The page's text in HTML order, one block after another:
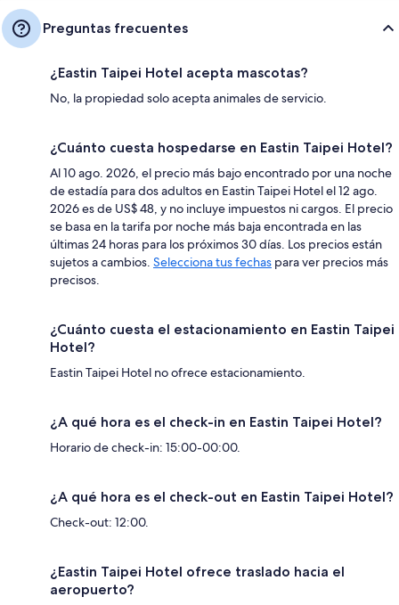
Preguntas frecuentes
¿Eastin Taipei Hotel acepta mascotas?
No, la propiedad solo acepta animales de servicio.
¿Cuánto cuesta hospedarse en Eastin Taipei Hotel?
Al 10 ago. 2026, el precio más bajo encontrado por una noche
de estadía para dos adultos en Eastin Taipei Hotel el 12 ago.
2026 es de US$ 48, y no incluye impuestos ni cargos. El precio
se basa en la tarifa por noche más baja encontrada en las
últimas 24 horas para los próximos 30 días. Los precios están
sujetos a cambios. Selecciona tus fechas para ver precios más
precisos.
¿Cuánto cuesta el estacionamiento en Eastin Taipei
Hotel?
Eastin Taipei Hotel no ofrece estacionamiento.
¿A qué hora es el check-in en Eastin Taipei Hotel?
Horario de check-in: 15:00-00:00.
¿A qué hora es el check-out en Eastin Taipei Hotel?
Check-out: 12:00.
¿Eastin Taipei Hotel ofrece traslado hacia el
aeropuerto?